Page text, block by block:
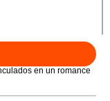
en un romance